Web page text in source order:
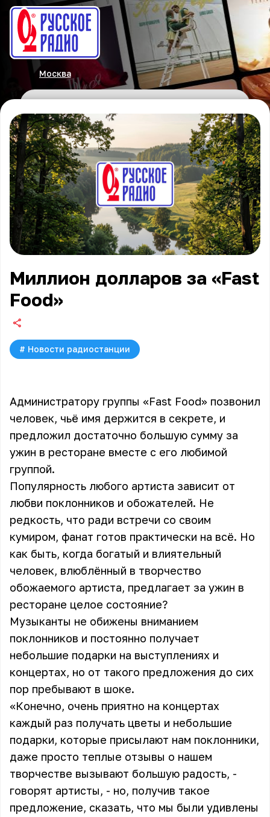
Москва
Миллион долларов за «Fast
Food»
# Новости радиостанции
Администратору группы «Fast Food» позвонил
человек, чьё имя держится в секрете, и
предложил достаточно большую сумму за
ужин в ресторане вместе с его любимой
группой.
Популярность любого артиста зависит от
любви поклонников и обожателей. Не
редкость, что ради встречи со своим
кумиром, фанат готов практически на всё. Но
как быть, когда богатый и влиятельный
человек, влюблённый в творчество
обожаемого артиста, предлагает за ужин в
ресторане целое состояние?
Музыканты не обижены вниманием
поклонников и постоянно получает
небольшие подарки на выступлениях и
концертах, но от такого предложения до сих
пор пребывают в шоке.
«Конечно, очень приятно на концертах
каждый раз получать цветы и небольшие
подарки, которые присылают нам поклонники,
даже просто теплые отзывы о нашем
творчестве вызывают большую радость, -
говорят артисты, - но, получив такое
предложение, сказать, что мы были удивлены